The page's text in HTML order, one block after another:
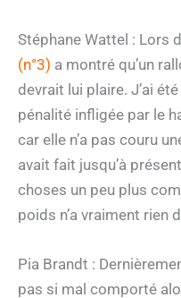
Stéphane Wattel : Lors
(n°3) a montré qu’un
devrait lui plaire. J’ai
pénalité infligée par le
car elle n’a pas couru
avait fait jusqu’à
choses un peu plus
poids n’a vraiment rien
Pia Brandt :
pas si mal comporté